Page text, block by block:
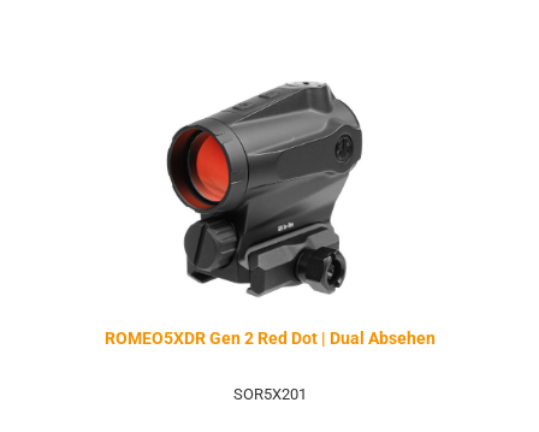
ROMEO5XDR Gen 2 Red Dot | Dual Absehen
SOR5X201